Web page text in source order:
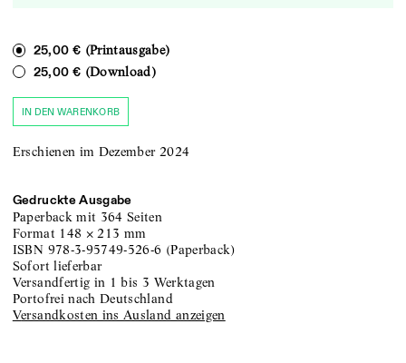
25,00 € (Printausgabe)
25,00 € (Download)
IN DEN WARENKORB
Erschienen im Dezember 2024
Gedruckte Ausgabe
Paperback mit 364 Seiten
Format 148 ×213 mm
ISBN 978-3-95749-526-6 (Paperback)
sofort lieferbar
versandfertig in 1 bis 3 Werktagen
portofrei nach Deutschland
Versandkosten ins Ausland anzeigen